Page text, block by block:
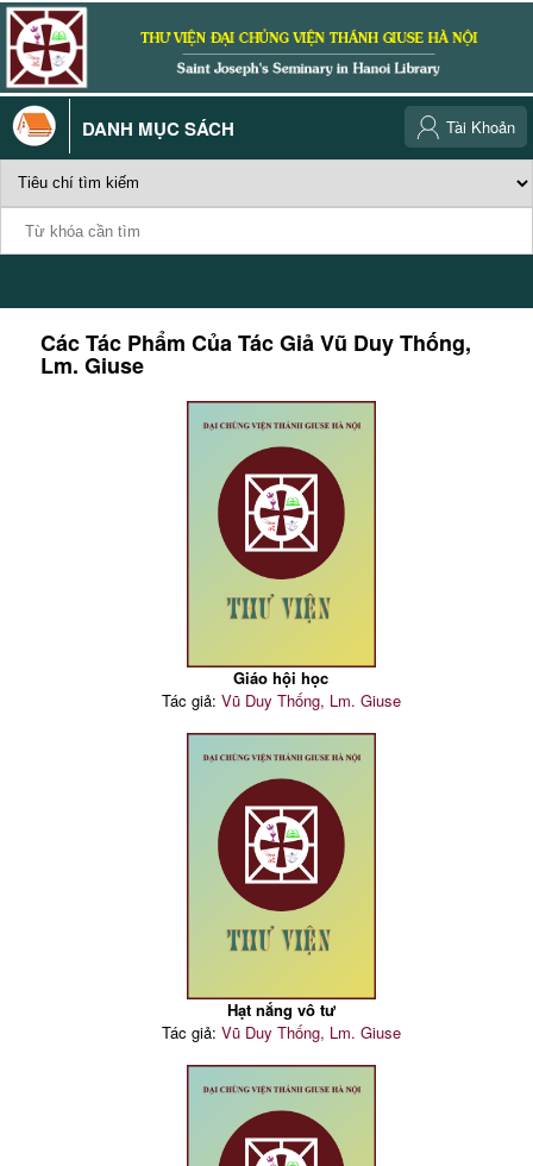
DANH MỤC SÁCH Tài Khoản
Các Tác Phẩm Của Tác GiảVũ Duy Thống,
Lm. Giuse
Giáo hội học
Tác giả: Vũ Duy Thống, Lm. Giuse
Hạt nắng vô tư
Tác giả: Vũ Duy Thống, Lm. Giuse